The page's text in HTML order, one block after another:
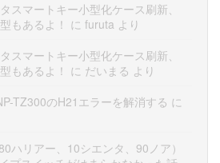
スマートキー小型化ケース刷新、
もあるよ！ に furuta より
スマートキー小型化ケース刷新、
もあるよ！ に だいまる より
TZ300のH21エラーを解消する に
ハリアー、10シエンタ、90ノア）